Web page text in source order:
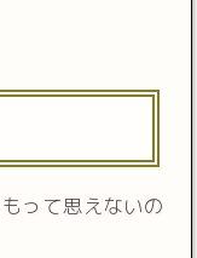
って思えないの